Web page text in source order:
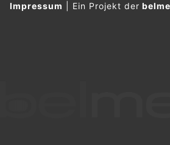
Impressum Ein Projekt der